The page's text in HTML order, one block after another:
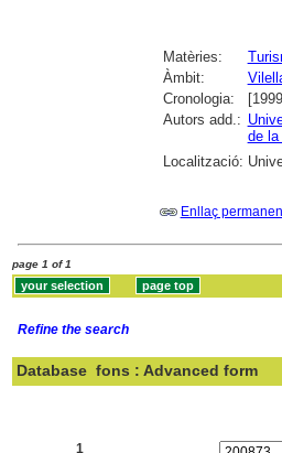
Matèries:
Àmbit:
Cronologia:
Autors add.:
de la
Localització:
Enllaç
page 1 of 1
Refine the search
Database fons : Advanced form
1